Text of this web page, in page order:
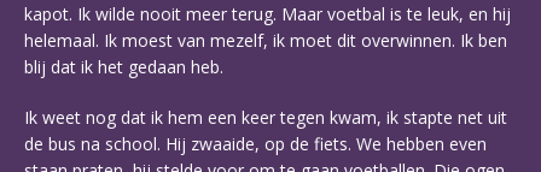
kapot. Ik wilde nooit meer terug. Maar voetbal is te leuk, en hij
helemaal. Ik moest van mezelf, ik moet dit overwinnen. Ik ben
blij dat ik het gedaan heb.
Ik weet nog dat ik hem een keer tegen kwam, ik stapte net uit
de bus na school. Hij zwaaide, op de fiets. We hebben even